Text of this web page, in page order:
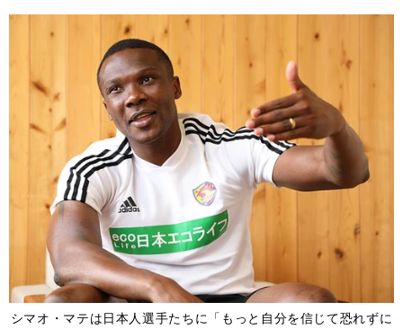
シマオ・マテは日本人選手たちに「もっと自分を信じて恐れずに